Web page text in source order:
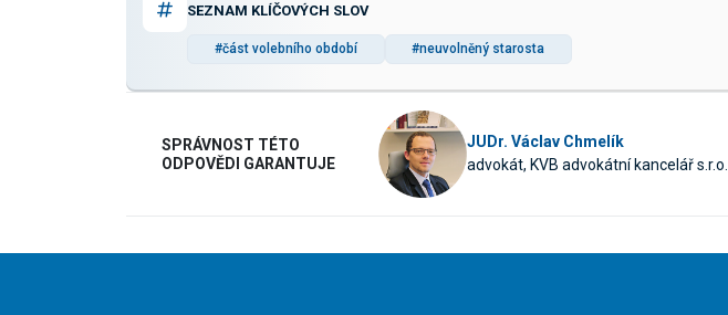
SEZNAM KLÍČOVÝCH SLOV
#část volebního období #neuvolněný starosta
SPRÁVNOST TÉTO
ODPOVĚDI GARANTUJE
JUDr. Václav Chmelík
advokát, KVB advokátní kancelář s.r.o.